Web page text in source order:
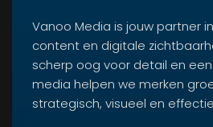
Vanoo Media is jouw partner
content en digitale
scherp oog voor detail en
media helpen we merken
strategisch, visueel en